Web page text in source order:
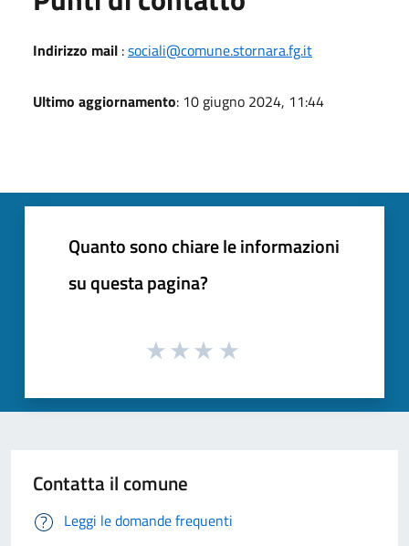
Indirizzo mail :sociali@comune.stornara.fg.it
Ultimo aggiornamento: 10 giugno 2024, 11:44
Quanto sono chiare le informazioni
su questa pagina?
Contatta il comune
Leggi le domande frequenti